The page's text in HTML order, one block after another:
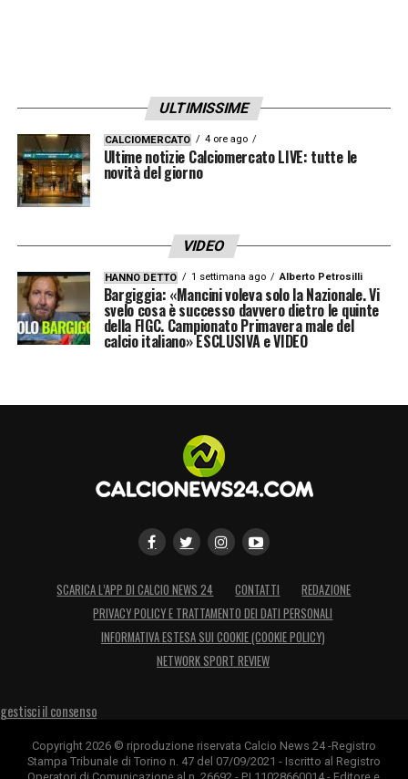
serenità, entusiasmo e coraggio nella
squadra, puntando a esaltare la qualità dei
singoli e la fluidità di gioco. Se Allegri
riuscirà a trasmettere la propria mentalità e a
potrà diventare
protagonista in Serie A e in Europa, offrendo
spettacolo alMaradonae rilanciando le
ambizioni di una squadra pronta a stupire.
ULTIMISSIME
CALCIOMERCATO 4 ore ago
Ultime notizie Calciomercato LIVE: tutte le
novità del giorno
VIDEO
HANNO DETTO 1 settimana ago Alberto Petrosilli
Bargiggia: «Mancini voleva solo la Nazionale. Vi
svelo cosa è successo davvero dietro le quinte
della FIGC. Campionato Primavera male del
calcio italiano» ESCLUSIVA e VIDEO
SCARICA L’APP DI CALCIO NEWS 24 CONTATTI
REDAZIONE
PRIVACY POLICY E TRATTAMENTO DEI DATI PERSONALI
INFORMATIVA ESTESA SUI COOKIE (COOKIE POLICY)
NETWORK SPORT REVIEW
gestisci il consenso
Copyright 2026 © riproduzione riservata Calcio News 24 -Registro
Stampa Tribunale di Torino n. 47 del 07/09/2021 - Iscritto al Registro